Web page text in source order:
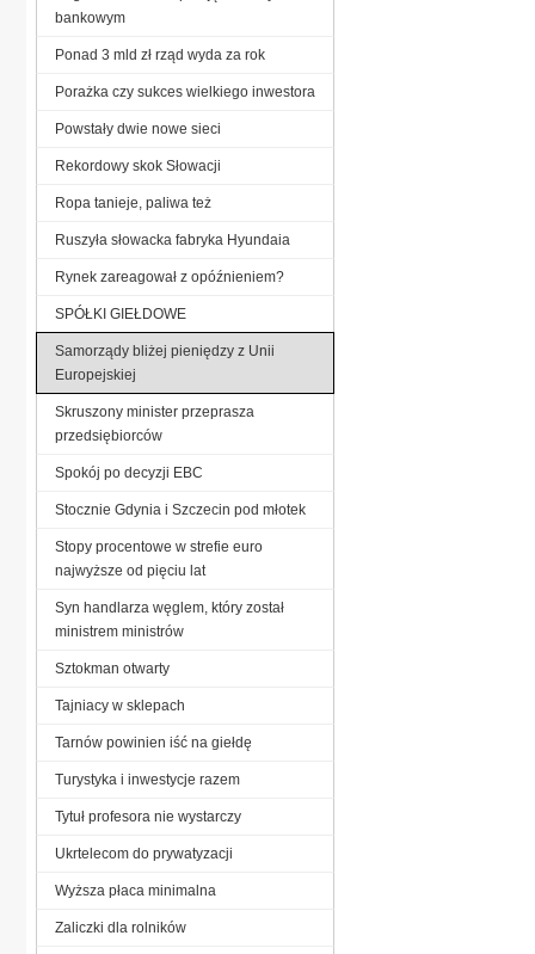
bankowym
Ponad 3 mld zł rząd wyda za rok
Porażka czy sukces wielkiego inwestora
Powstały dwie nowe sieci
Rekordowy skok Słowacji
Ropa tanieje, paliwa też
Ruszyła słowacka fabryka Hyundaia
Rynek zareagował z opóźnieniem?
SPÓŁKI GIEŁDOWE
Samorządy bliżej pieniędzy z Unii
Europejskiej
Skruszony minister przeprasza
przedsiębiorców
Spokój po decyzji EBC
Stocznie Gdynia i Szczecin pod młotek
Stopy procentowe w strefie euro
najwyższe od pięciu lat
Syn handlarza węglem, który został
ministrem ministrów
Sztokman otwarty
Tajniacy w sklepach
Tarnów powinien iść na giełdę
Turystyka i inwestycje razem
Tytuł profesora nie wystarczy
Ukrtelecom do prywatyzacji
Wyższa płaca minimalna
Zaliczki dla rolników